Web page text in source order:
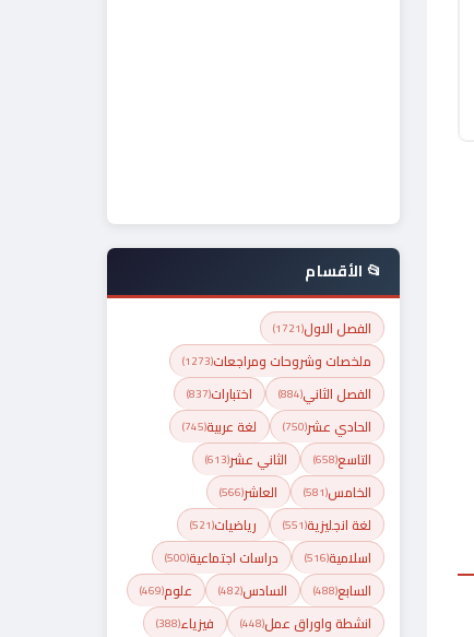
📂 الأقسام
الفصل الاول(1721)
ملخصات وشروحات ومراجعات(1273)
الفصل الثاني(884) اختبارات(837)
الحادي عشر(750) لغة عربية(745)
التاسع(658) الثاني عشر(613)
الخامس(581) العاشر(566)
لغة انجليزية(551) رياضيات(521)
اسلامية(516) دراسات اجتماعية(500)
السابع(488) السادس(482) علوم(469)
انشطة واوراق عمل(448) فيزياء(388)